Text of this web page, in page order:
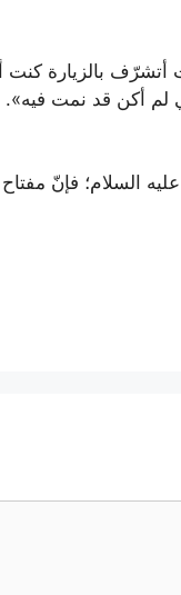
بالزيارة
لم أكن قد نمت فيه».
السلام؛ فإنّ